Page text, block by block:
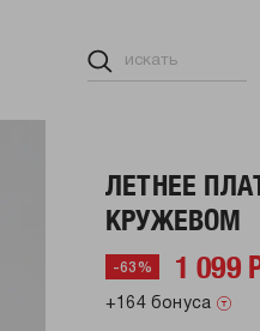
ЛЕТНЕЕ
КРУЖЕВОМ
-63% 1 099
+164 бонуса